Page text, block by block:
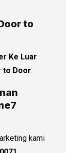
to
Ke Luar
to Door.
kami